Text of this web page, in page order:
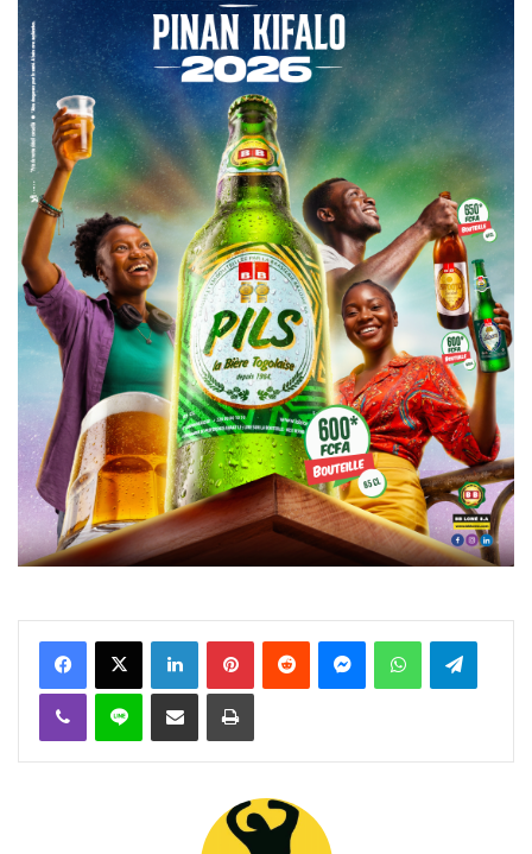
FacebookX Linkedin PinterestReddit MessengerWhatsAppTelegram
Viber Ligne Partager par email Imprimer